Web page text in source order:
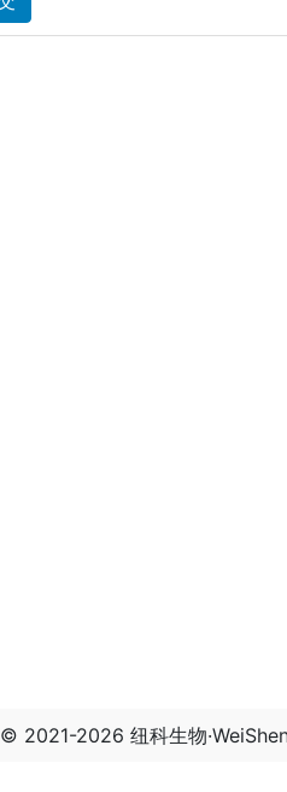
© 2021-2026 纽科生物